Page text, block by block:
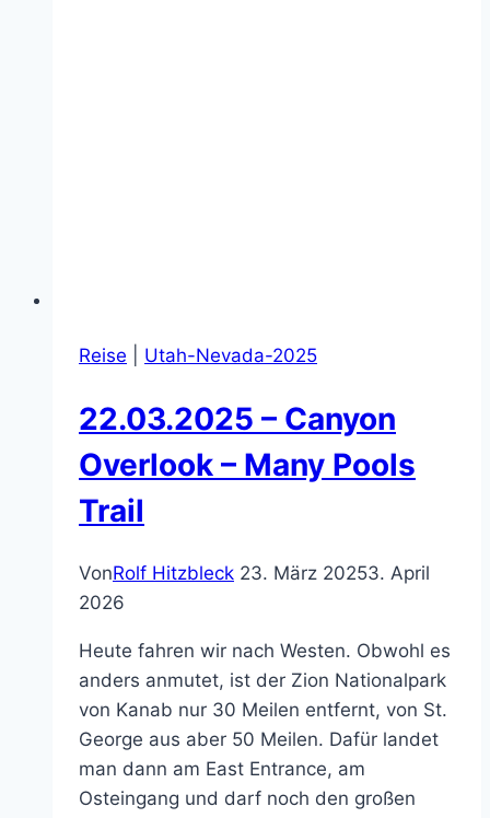
Reise Utah-Nevada-2025
22.03.2025 – Canyon
Overlook – Many Pools
Trail
VonRolf Hitzbleck 23. März 20253. April
2026
Heute fahren wir nach Westen. Obwohl es
anders anmutet, ist der Zion Nationalpark
von Kanab nur 30 Meilen entfernt, von St.
George aus aber 50 Meilen. Dafür landet
man dann am East Entrance, am
Osteingang und darf noch den großen